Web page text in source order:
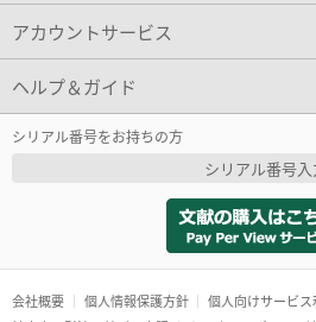
アカウントサービス
ヘルプ＆ガイド
シリアル番号をお持ちの方
シリアル番号入
会社概要 個人情報保護方針
個人向けサービ